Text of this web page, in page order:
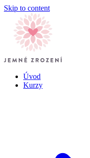
Skip to content
Úvod
Kurzy